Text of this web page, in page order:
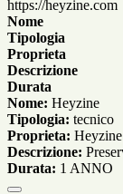
https://heyzine.com
Nome
Tipologia
Proprieta
Descrizione
Durata
Nome: Heyzine
Tipologia: tecnico
Proprieta: Heyzine
Descrizione:
Durata: 1 ANNO